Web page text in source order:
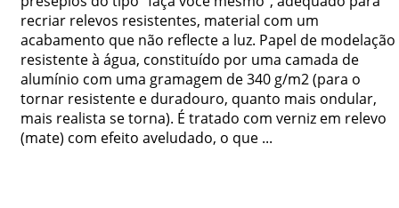
recriar relevos resistentes, material com um
acabamento que não reflecte a luz. Papel de modelação
resistente à água, constituído por uma camada de
alumínio com uma gramagem de 340 g/m2 (para o
tornar resistente e duradouro, quanto mais ondular,
mais realista se torna). É tratado com verniz em relevo
(mate) com efeito aveludado, o que ...